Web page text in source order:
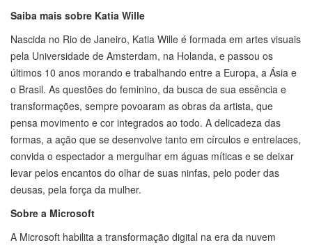
Saiba mais sobre Katia Wille
Nascida no Rio de Janeiro, Katia Wille é formada em artes visuais
pela Universidade de Amsterdam, na Holanda, e passou os
últimos 10 anos morando e trabalhando entre a Europa, a Ásia e
o Brasil. As questões do feminino, da busca de sua essência e
transformações, sempre povoaram as obras da artista, que
pensa movimento e cor integrados ao todo. A delicadeza das
formas, a ação que se desenvolve tanto em círculos e entrelaces,
convida o espectador a mergulhar em águas míticas e se deixar
levar pelos encantos do olhar de suas ninfas, pelo poder das
deusas, pela força da mulher.
Sobre a Microsoft
A Microsoft habilita a transformação digital na era da nuvem